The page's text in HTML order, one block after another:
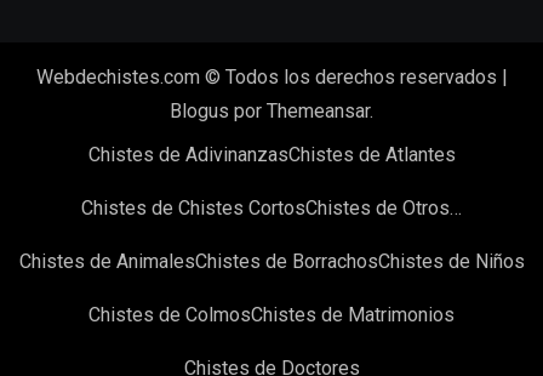
Webdechistes.com © Todos los derechos reservados
Blogus por Themeansar.
Chistes de AdivinanzasChistes de Atlantes
Chistes de Chistes CortosChistes de Otros…
Chistes de AnimalesChistes de BorrachosChistes de Niños
Chistes de ColmosChistes de Matrimonios
Chistes de Doctores